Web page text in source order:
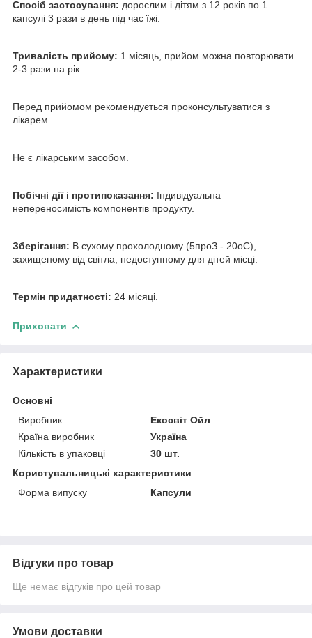
Спосіб застосування: дорослим і дітям з 12 років по 1
капсулі 3 рази в день під час їжі.
Тривалість прийому: 1 місяць, прийом можна повторювати
2-3 рази на рік.
Перед прийомом рекомендується проконсультуватися з
лікарем.
Не є лікарським засобом.
Побічні дії і протипоказання: Індивідуальна
непереносимість компонентів продукту.
Зберігання: В сухому прохолодному (5проЗ - 20оС),
захищеному від світла, недоступному для дітей місці.
Термін придатності: 24 місяці.
Приховати
Характеристики
Основні
Виробник
Екосвіт Ойл
Країна виробник
Україна
Кількість в упаковці
30 шт.
Користувальницькі характеристики
Форма випуску
Капсули
Відгуки про товар
Ще немає відгуків про цей товар
Умови доставки